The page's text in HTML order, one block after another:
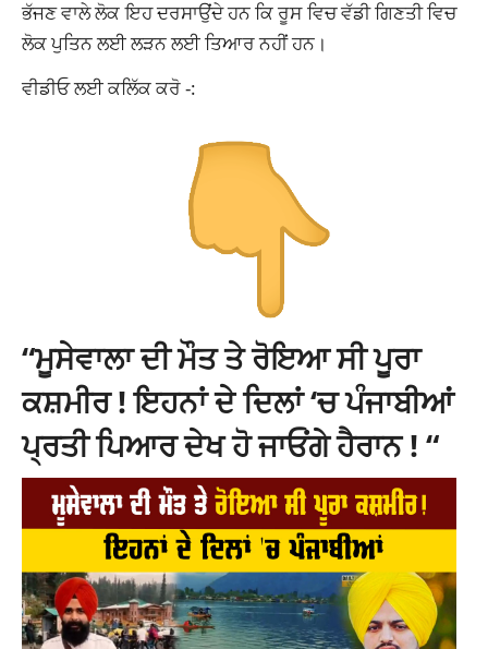
ਭੱਜਣ ਵਾਲੇ ਲੋਕ ਇਹ ਦਰਸਾਉਂਦੇ ਹਨ ਕਿ ਰੂਸ ਵਿਚ ਵੱਡੀ ਗਿਣਤੀ ਵਿਚ
ਲੋਕ ਪੁਤਿਨ ਲਈ ਲੜਨ ਲਈ ਤਿਆਰ ਨਹੀਂ ਹਨ।
ਵੀਡੀਓ ਲਈ ਕਲਿੱਕ ਕਰੋ -:
“ਮੂਸੇਵਾਲਾ ਦੀ ਮੌਤ ਤੇ ਰੋਇਆ ਸੀ ਪੂਰਾ
ਕਸ਼ਮੀਰ ! ਇਹਨਾਂ ਦੇ ਦਿਲਾਂ ‘ਚ ਪੰਜਾਬੀਆਂ
ਪ੍ਰਤੀ ਪਿਆਰ ਦੇਖ ਹੋ ਜਾਓਂਗੇ ਹੈਰਾਨ ! “